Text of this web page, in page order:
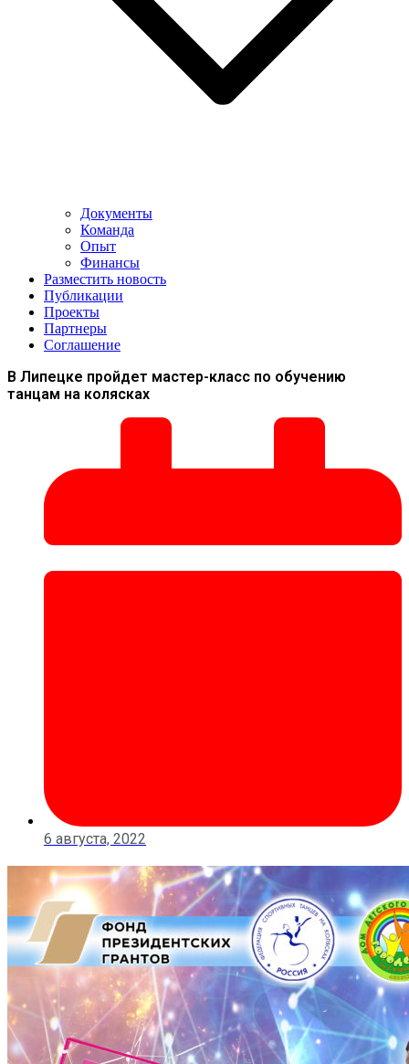
Документы
Команда
Опыт
Финансы
Разместить новость
Публикации
Проекты
Партнеры
Соглашение
В Липецке пройдет мастер-класс по обучению
танцам на колясках
6 августа, 2022